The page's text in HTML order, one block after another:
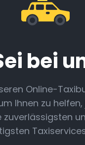
bei
Online-
Ihnen zu
zuverlässigsten